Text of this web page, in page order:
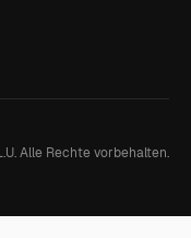
Alle Rechte vorbehalten.